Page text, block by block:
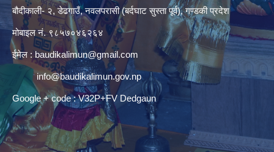
बौदीकाली- २, डेढगाउँ, नवलपरासी (बर्दघाट सुस्ता पूर्व), गण्डकी प्रदेश
मोबाइल नं. ९८५७०४६२६४
ईमेल : baudikalimun@gmail.com
info@baudikalimun.gov.np
Google + code : V32P+FV Dedgaun